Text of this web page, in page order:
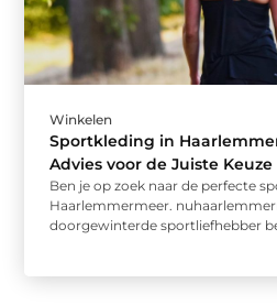
Winkelen
Sportkleding in
Advies voor de Juiste Keuze
Ben je op zoek naar de perfecte
Haarlemmermeer.
doorgewinterde sportliefhebber